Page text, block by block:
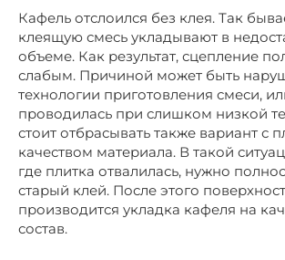
Кафель отслоился без клея. Так
клеящую смесь укладывают в
объеме. Как результат, сцепление
слабым. Причиной может быть
технологии приготовления смеси,
проводилась при слишком низкой
стоит отбрасывать также вариант с
качеством материала. В такой
где плитка отвалилась, нужно
старый клей. После этого
производится укладка кафеля на
состав.